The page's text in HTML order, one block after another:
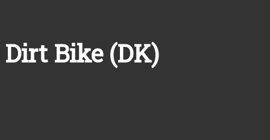
Dirt Bike (DK)